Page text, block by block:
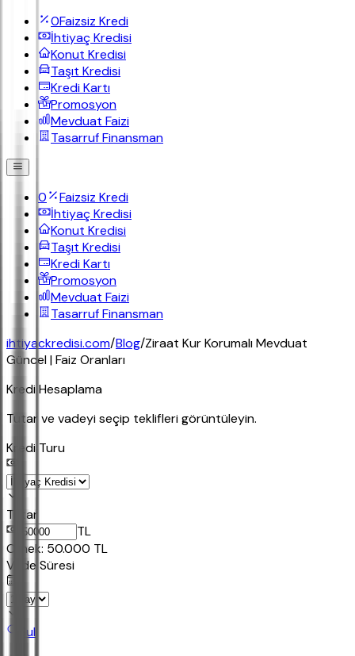
0Faizsiz Kredi
İhtiyaç Kredisi
Konut Kredisi
Taşıt Kredisi
Kredi Kartı
Promosyon
Mevduat Faizi
Tasarruf Finansman
0
Faizsiz Kredi
İhtiyaç Kredisi
Konut Kredisi
Taşıt Kredisi
Kredi Kartı
Promosyon
Mevduat Faizi
Tasarruf Finansman
ihtiyackredisi.com/Blog/Ziraat Kur Korumalı Mevduat
Güncel | Faiz Oranları
Kredi Hesaplama
Tutar ve vadeyi seçip teklifleri görüntüleyin.
Kredi Turu
Tutar
TL
Ornek: 50.000 TL
Vade Süresi
Bul